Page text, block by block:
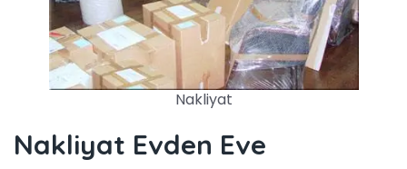
Nakliyat
Nakliyat Evden Eve